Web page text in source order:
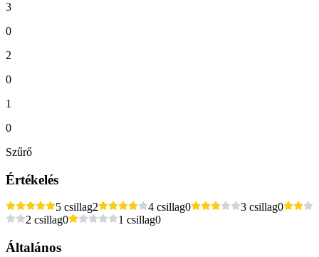
3
0
2
0
1
0
Szűrő
Értékelés
5 csillag2 4 csillag0 3 csillag0
2 csillag0 1 csillag0
Általános